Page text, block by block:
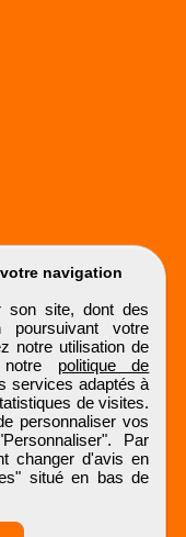
navigation
son site, dont des
poursuivant votre
notre utilisation de
politique de
services adaptés à
de visites.
personnaliser vos
Par
changer d'avis en
situé en bas de